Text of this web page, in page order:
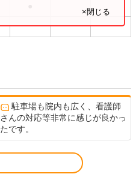
×閉じる
駐車場も院内も広く、看護師
さんの対応等非常に感じが良かっ
たです。